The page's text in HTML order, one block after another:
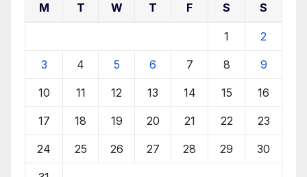
M T W T F S S
1 2
3 4 5 6 7 8 9
10 11 12 13 14 15 16
17 18 19 20 21 22 23
24 25 26 27 28 29 30